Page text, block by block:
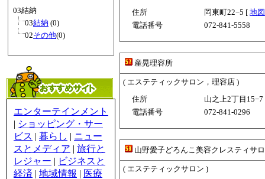
03結納
03結納 (0)
02その他(0)
エンターテインメント
| ショッピング・サー
ビス | 暮らし | ニュー
スとメディア | 旅行と
レジャー | ビジネスと
経済 | 地域情報 | 医療
住所
岡東町22−5 [ 地図
電話番号
072-841-5558
産晃理容所
( エステティックサロン，理容店 )
住所
山之上2丁目
電話番号
072-841-0296
山野愛子どろんこ美容クレスティサ
( エステティックサロン )